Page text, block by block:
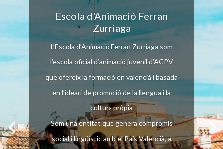
Escola d'Animació Ferran
Zurriaga
L’Escola d’Animació Ferran Zurriaga som
l’escola oficial d’animació juvenil d’ACPV
que ofereix la formació en valencià i basada
en l’ideari de promoció de la llengua i la
cultura pròpia
Som una entitat que genera compromís
social i lingüístic amb el País Valencià, a
HORARI AGOST
Durant el mes d’agost les
oficines de l’Escola
romandran tancades.
L’alumnat que tinga algun
accident durant les
pràctiquesha de contactar